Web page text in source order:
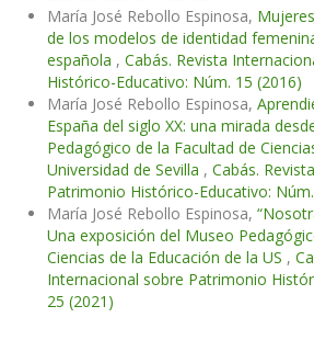
María José Rebollo Espinosa,
de los modelos de identidad
española , Cabás. Revista
Histórico-Educativo: Núm. 15 (2016)
María José Rebollo Espinosa,
España del siglo XX: una mirada
Pedagógico de la Facultad de
Universidad de Sevilla , Cabás.
Patrimonio Histórico-Educativo:
María José Rebollo Espinosa,
Una exposición del Museo
Ciencias de la Educación de la US ,
Internacional sobre Patrimonio
25 (2021)